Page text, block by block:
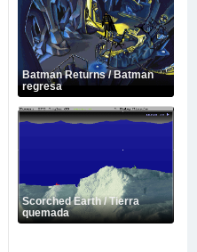
Batman Returns / Batman
regresa
Scorched Earth / Tierra
quemada